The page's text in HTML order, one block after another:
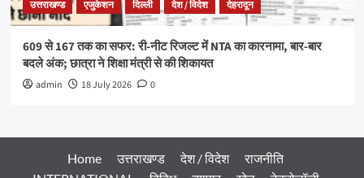
उत्तराखण्ड एजुकेशन दिल्ली देश / विदेश देहरादून
609 से 167 तक का सफर: री-नीट रिजल्ट में NTA का कारनामा, बार-बार
बदले अंक; छात्रा ने शिक्षा मंत्री से की शिकायत
admin 18 July 2026 0
Home उत्तराखण्ड देश / विदेश
राजनीति